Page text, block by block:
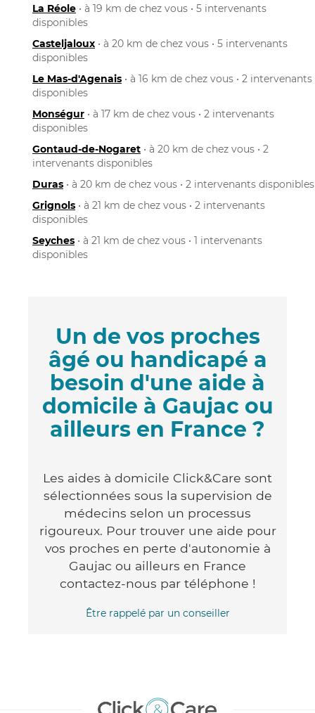
La Réole • à 19 km de chez vous • 5 intervenants
disponibles
Casteljaloux • à 20 km de chez vous • 5 intervenants
disponibles
Le Mas-d'Agenais • à 16 km de chez vous • 2 intervenants
disponibles
Monségur • à 17 km de chez vous • 2 intervenants
disponibles
Gontaud-de-Nogaret • à 20 km de chez vous • 2
intervenants disponibles
Duras • à 20 km de chez vous • 2 intervenants disponibles
Grignols • à 21 km de chez vous • 2 intervenants
disponibles
Seyches • à 21 km de chez vous • 1 intervenants
disponibles
Un de vos proches
âgé ou handicapé a
besoin d'une aide à
domicile à Gaujac ou
ailleurs en France ?
Les aides à domicile Click&Care sont
sélectionnées sous la supervision de
médecins selon un processus
rigoureux. Pour trouver une aide pour
vos proches en perte d'autonomie à
Gaujac ou ailleurs en France
contactez-nous par téléphone !
Être rappelé par un conseiller